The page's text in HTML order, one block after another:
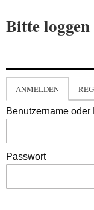
Bitte
ANMELDEN
Benutzername
Passwort